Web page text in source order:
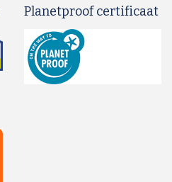
Planetproof certificaat